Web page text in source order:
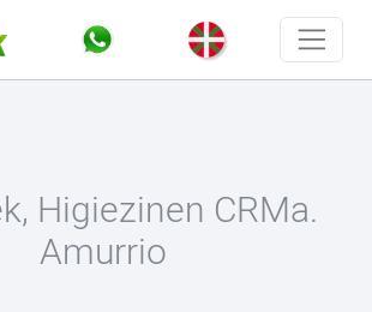
Higiezinen CRMa.
Amurrio